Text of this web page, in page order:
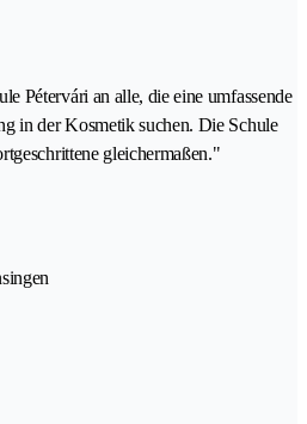
Pétervári an alle, die eine umfassende
in der Kosmetik suchen. Die Schule
gleichermaßen."